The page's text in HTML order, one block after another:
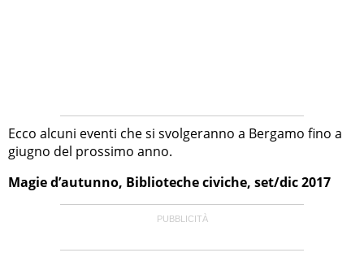
Ecco alcuni eventi che si svolgeranno a Bergamo fino a
giugno del prossimo anno.
Magie d’autunno, Biblioteche civiche, set/dic 2017